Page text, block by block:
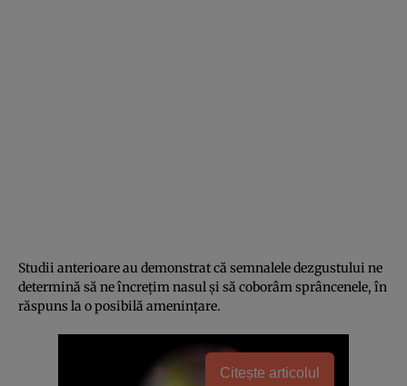
Studii anterioare au demonstrat că semnalele dezgustului ne
determină să ne încreţim nasul şi să coborâm sprâncenele, în
răspuns la o posibilă ameninţare.
Citește articolul